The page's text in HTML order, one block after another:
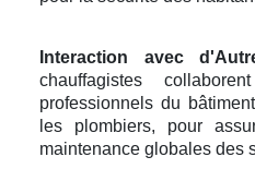
Interaction avec
chauffagistes
professionnels du
les plombiers, pour
maintenance globales des